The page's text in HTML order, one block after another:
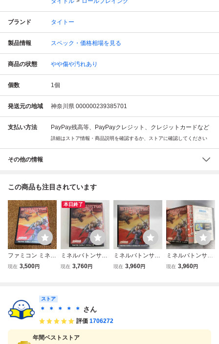
ブランド タイトー
製品情報 スペック・価格相場を見る
商品の状態 やや傷や汚れあり
個数 1個
発送元の地域 神奈川県 000000239385701
支払い方法 PayPay残高等、PayPayクレジット、クレジットカードなど
詳細はストア情報・商品説明を確認するか、ストアに確認してください
その他の情報
この商品も注目されています
ファミコン ミネル
バトンサーガ FC
現在 3,500円
本日終了
ミネルバトンサー
ガ
現在 3,760円
ミネルバトンサー
ガ
現在 3,960円
ミネルバトンサー
ガ
現在 3,960円
ストア
＊ ＊ ＊ ＊ ＊ さん
評価 1706272
年間ベストストア